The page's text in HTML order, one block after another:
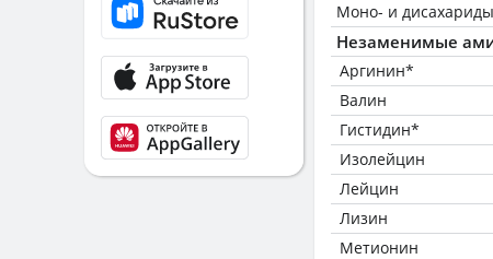
Моно- и
Незаменимые
Аргинин*
Валин
Гистидин*
Изолейцин
Лейцин
Лизин
Метионин